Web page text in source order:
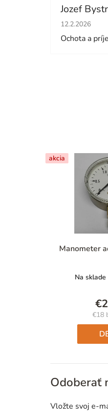
Jozef
Hodnotenie
12.2.2026
Ochota a
akcia
Manometer
Na
€18
Odoberať
Vložte svoj e-